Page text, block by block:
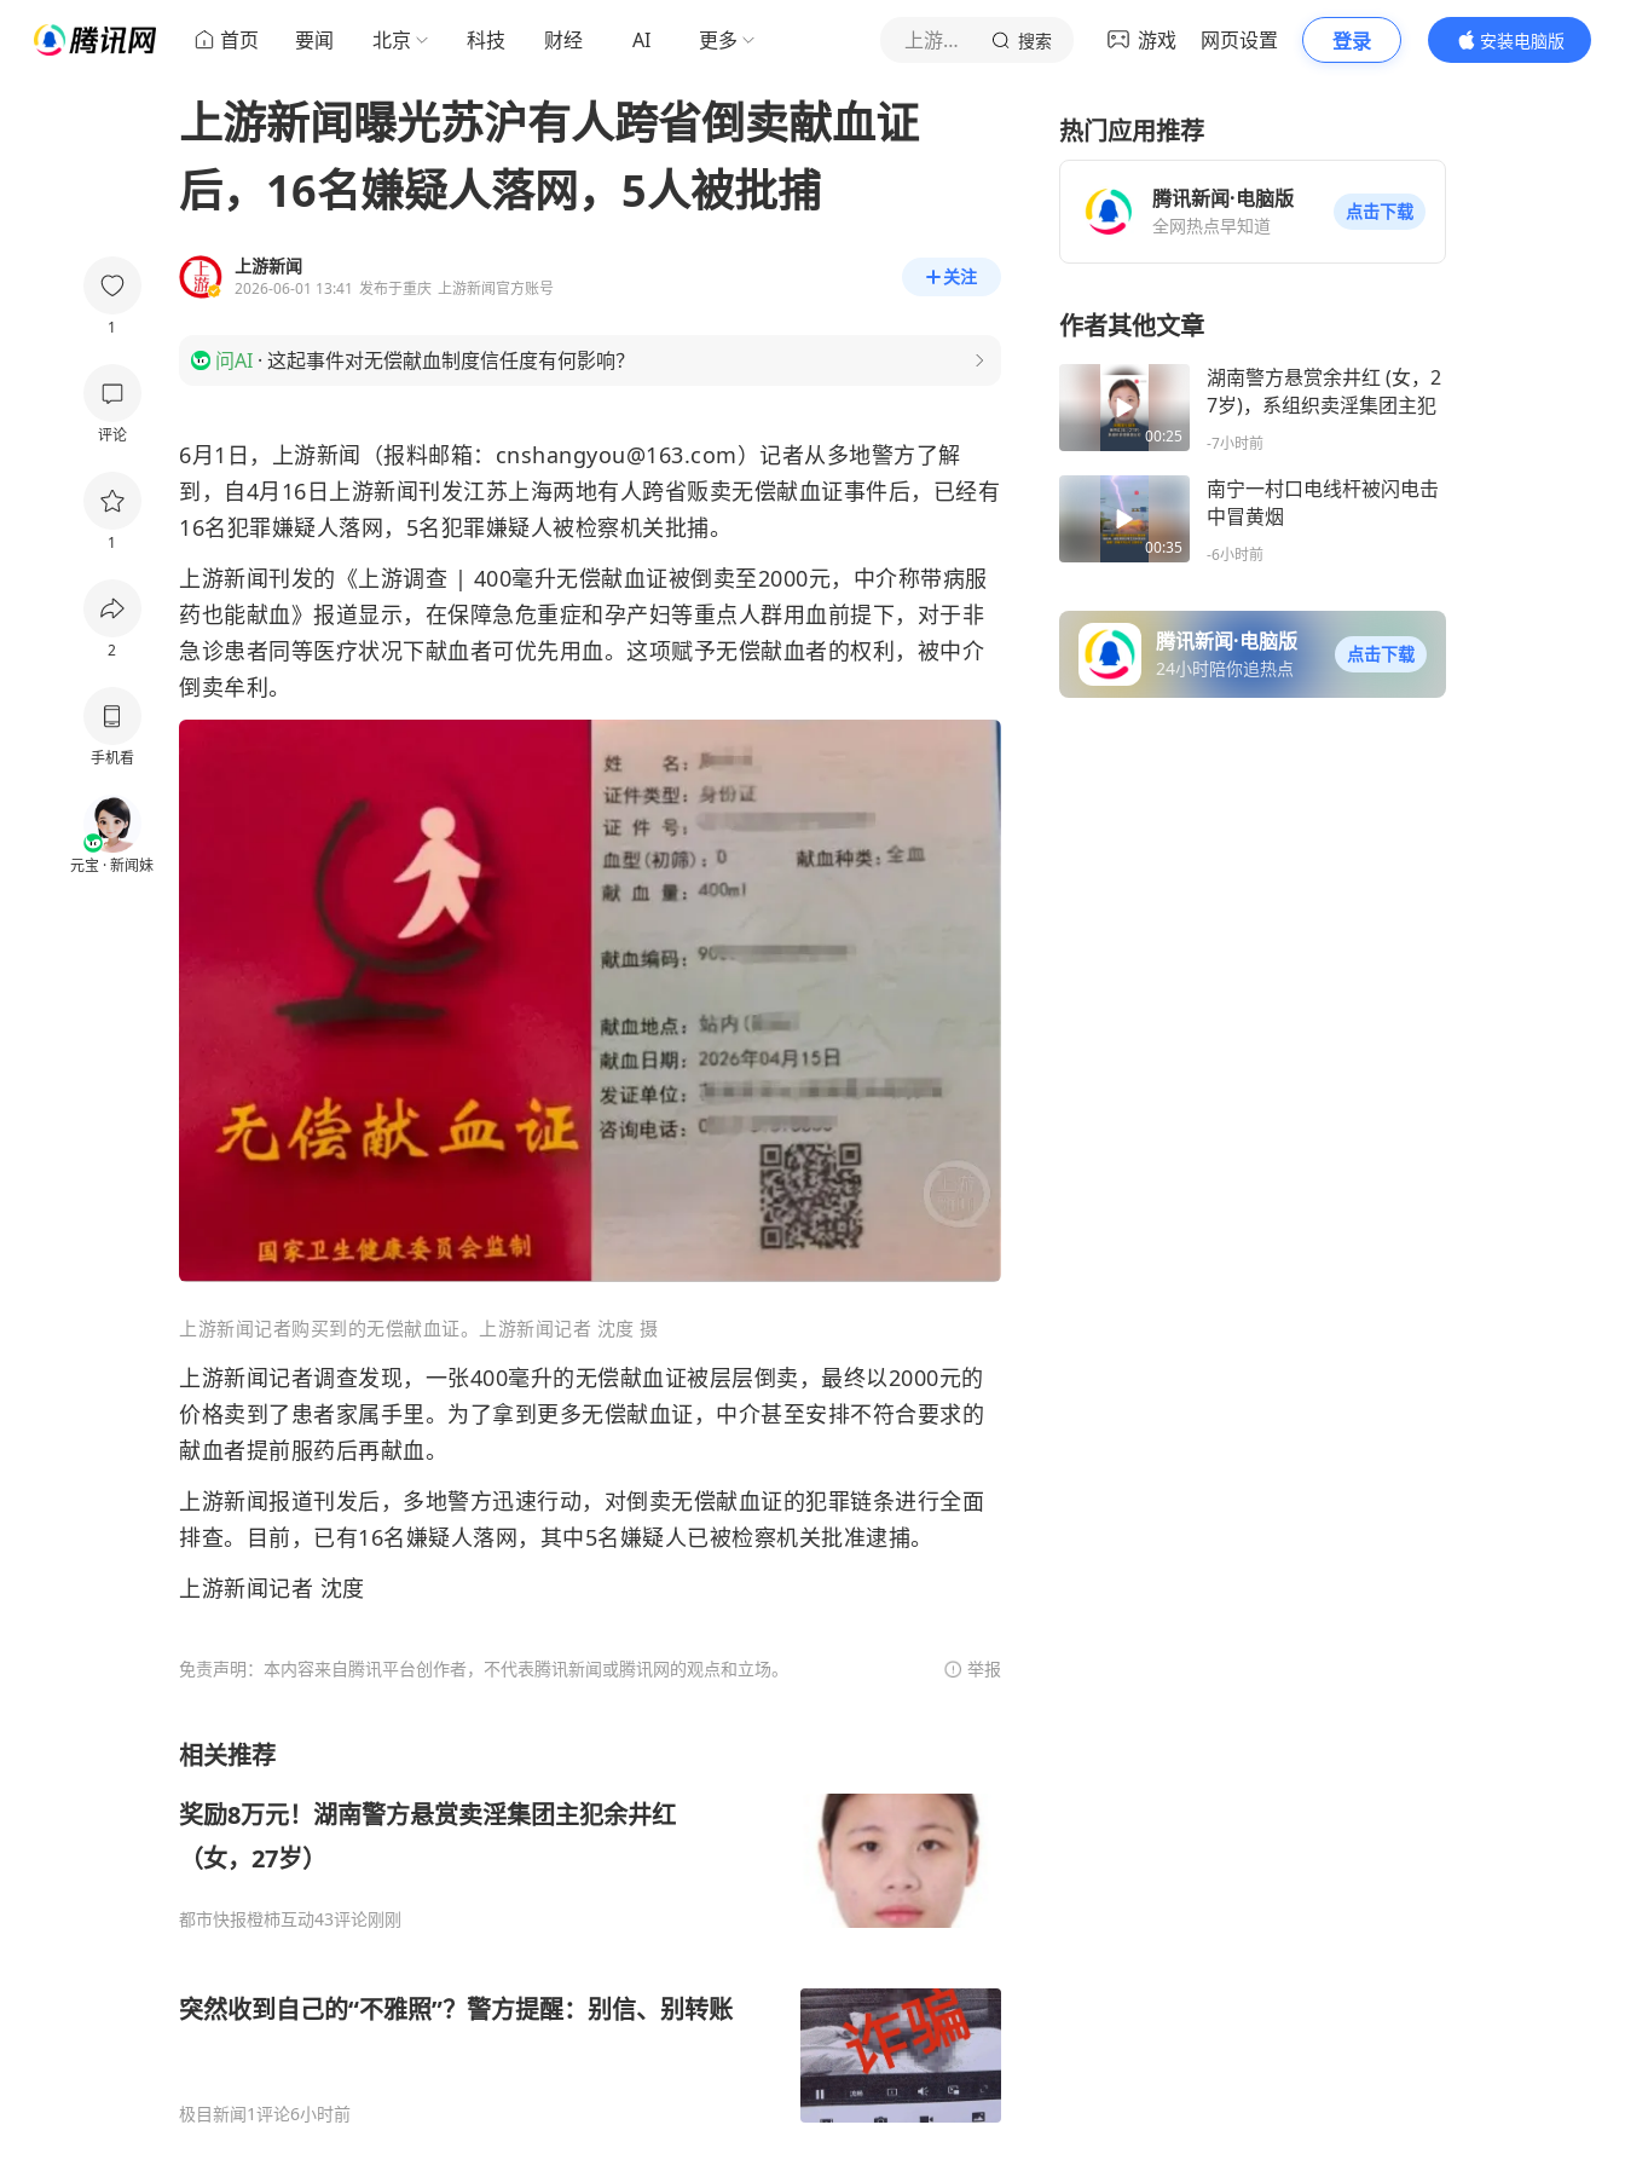
首页 要闻 北京 科技 财经 AI 更多 上游新闻 搜索 游戏 网页设置 登录
安装电脑版
内容更精彩
1
评论
1
2
手机看
元宝 · 新闻妹
上游新闻曝光苏沪有人跨省倒卖献血证
后，16名嫌疑人落网，5人被批捕
上游新闻
2026-06-01 13:41 发布于重庆 上游新闻官方账号
关注
问AI · 这起事件对无偿献血制度信任度有何影响？
6月1日，上游新闻（报料邮箱：cnshangyou@163.com）记者从多地警方了解
到，自4月16日上游新闻刊发江苏上海两地有人跨省贩卖无偿献血证事件后，已经有
16名犯罪嫌疑人落网，5名犯罪嫌疑人被检察机关批捕。
上游新闻刊发的《上游调查 | 400毫升无偿献血证被倒卖至2000元，中介称带病服
药也能献血》报道显示，在保障急危重症和孕产妇等重点人群用血前提下， 对于非
急诊患者同等医疗状况下献血者可优先用血。这项赋予无偿献血者的权利，被中介
倒卖牟利。
上游新闻记者购买到的无偿献血证。上游新闻记者 沈度 摄
上游新闻记者调查发现，一张400毫升的无偿献血证被层层倒卖，最终以2000元的
价格卖到了患者家属手里。为了拿到更多无偿献血证，中介甚至安排不符合要求的
献血者提前服药后再献血。
上游新闻报道刊发后，多地警方迅速行动，对倒卖无偿献血证的犯罪链条进行全面
排查。目前，已有16名嫌疑人落网，其中5名嫌疑人已被检察机关批准逮捕。
上游新闻记者 沈度
免责声明：本内容来自腾讯平台创作者，不代表腾讯新闻或腾讯网的观点和立场。 举报
相关推荐
奖励8万元！湖南警方悬赏卖淫集团主犯余井红
（女，27岁）
都市快报橙柿互动43评论刚刚
突然收到自己的“不雅照”？警方提醒：别信、别转账
极目新闻1评论6小时前
热门应用推荐
腾讯新闻·电脑版
全网热点早知道
点击下载
作者其他文章
00:25
湖南警方悬赏余井红 (女，2
7岁)，系组织卖淫集团主犯
-7小时前
00:35
南宁一村口电线杆被闪电击
中冒黄烟
-6小时前
腾讯新闻·电脑版
24小时陪你追热点
点击下载